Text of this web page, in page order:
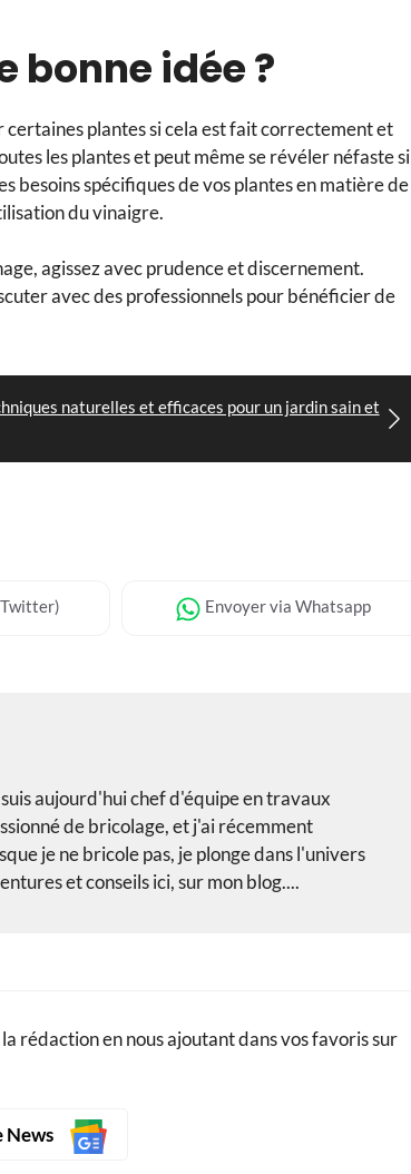
bonne idée ?
plantes si cela est fait correctement et
les plantes et peut même se révéler néfaste si
besoins spécifiques de vos plantes en matière de
du vinaigre.
agissez avec prudence et discernement.
avec des professionnels pour bénéficier de
naturelles et efficaces pour un jardin sain et
Envoyervia Whatsapp
aujourd'hui chef d'équipe en travaux
de bricolage, et j'ai récemment
je ne bricole pas, je plonge dans l'univers
et conseils ici, sur mon blog....
rédaction en nous ajoutant dans vos favoris sur
News